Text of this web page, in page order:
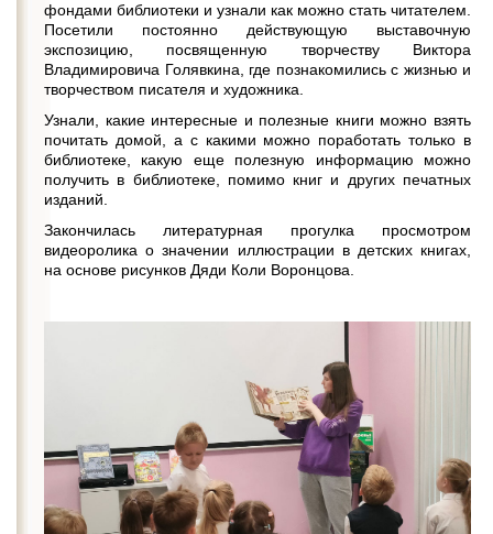
фондами библиотеки и узнали как можно стать читателем.
Посетили постоянно действующую выставочную
экспозицию, посвященную творчеству Виктора
Владимировича Голявкина, где познакомились с жизнью и
творчеством писателя и художника.
Узнали, какие интересные и полезные книги можно взять
почитать домой, а с какими можно поработать только в
библиотеке, какую еще полезную информацию можно
получить в библиотеке, помимо книг и других печатных
изданий.
Закончилась литературная прогулка просмотром
видеоролика о значении иллюстрации в детских книгах,
на основе рисунков Дяди Коли Воронцова.